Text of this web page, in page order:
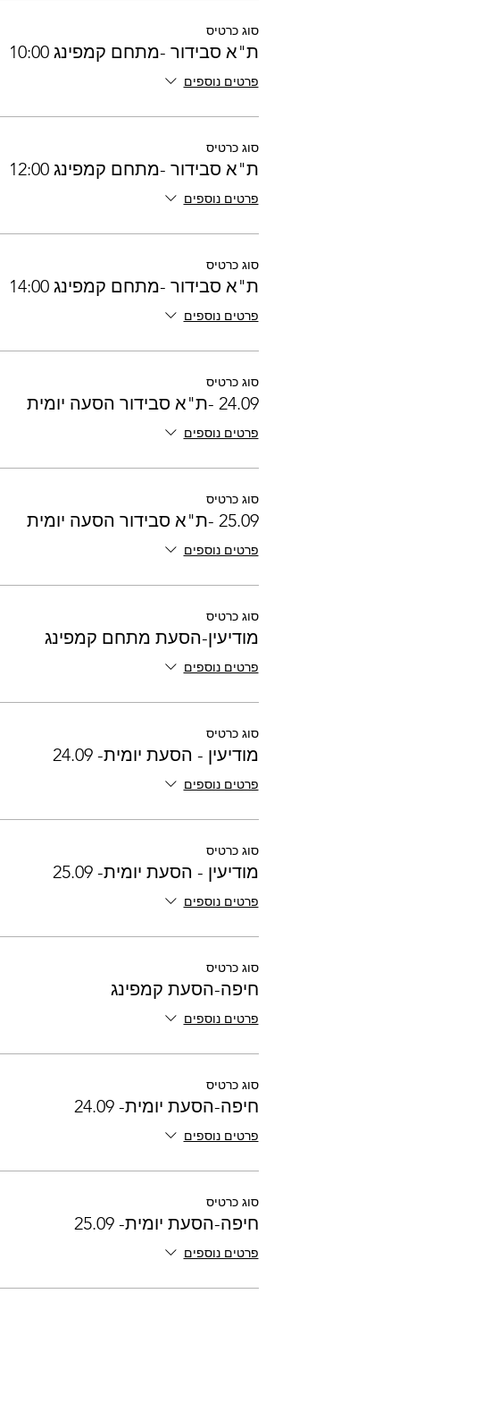
סוג כרטיס
ת"א סבידור -מתחם קמפינג 10:00
פרטים נוספים
סוג כרטיס
ת"א סבידור -מתחם קמפינג 12:00
פרטים נוספים
סוג כרטיס
ת"א סבידור -מתחם קמפינג 14:00
פרטים נוספים
סוג כרטיס
24.09 -ת"א סבידור הסעה יומית
פרטים נוספים
סוג כרטיס
25.09 -ת"א סבידור הסעה יומית
פרטים נוספים
סוג כרטיס
מודיעין-הסעת מתחם קמפינג
פרטים נוספים
סוג כרטיס
מודיעין - הסעת יומית- 24.09
פרטים נוספים
סוג כרטיס
מודיעין - הסעת יומית- 25.09
פרטים נוספים
סוג כרטיס
חיפה-הסעת קמפינג
פרטים נוספים
סוג כרטיס
חיפה-הסעת יומית- 24.09
פרטים נוספים
סוג כרטיס
חיפה-הסעת יומית- 25.09
פרטים נוספים